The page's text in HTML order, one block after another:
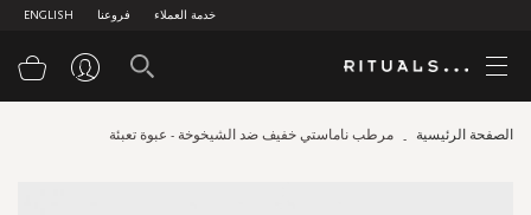
ENGLISH فروعنا خدمة العملاء
الصفحة الرئيسية مرطب ناماستي خفيف ضد الشيخوخة - عبوة تعبئة